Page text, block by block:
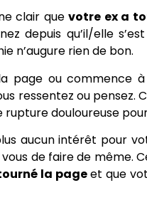
clair quevotre ex a
depuis qu’il/elle
n’augure rien de bon.
page ou commence
ressentez ou pensez.
douloureuse
aucun intérêt pour
de faire de même.
la pageet que